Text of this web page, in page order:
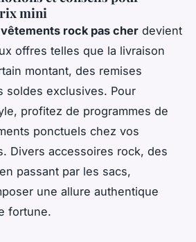
mini
rock pas cher devient
offres telles que la livraison
montant, des remises
soldes exclusives. Pour
profitez de programmes de
ponctuels chez vos
Divers accessoires rock, des
passant par les sacs,
une allure authentique
fortune.